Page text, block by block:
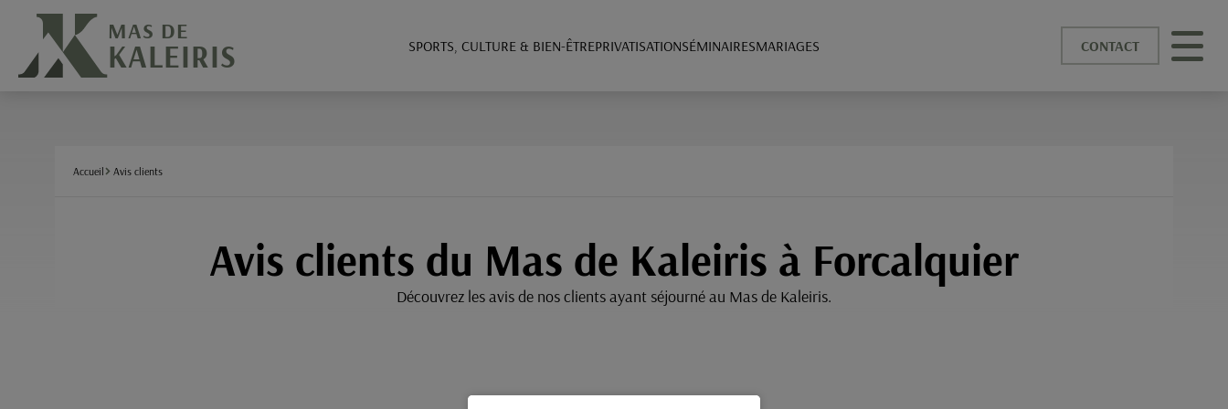
MAS DE
KALEIRIS SPORTS, CULTURE & BIEN-ÊTREPRIVATISATIONSÉMINAIRESMARIAGES CONTACT
Accueil Avis clients
Avis clients du Mas de Kaleiris à Forcalquier
Découvrez les avis de nos clients ayant séjourné au Mas de Kaleiris.
Panneau de gestion des cookies